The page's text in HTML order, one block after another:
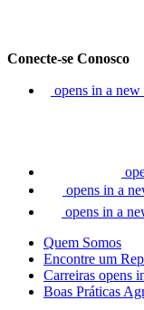
Conecte-se Conosco
opens in a new
opens in a
opens in a
Quem Somos
Encontre um
Carreiras opens
Boas Práticas